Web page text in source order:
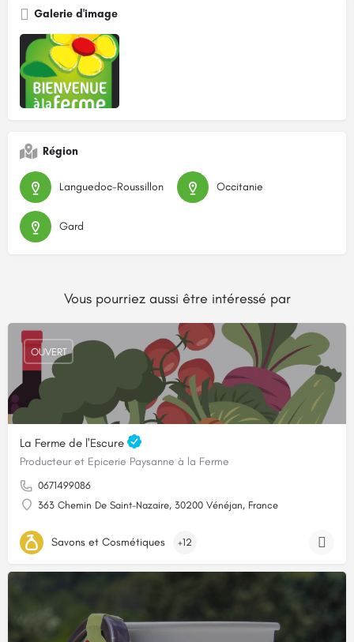
Galerie d'image
Région
Languedoc-Roussillon Occitanie
Gard
Vous pourriez aussi être intéressé par
La Ferme de l'Escure
Producteur et Epicerie Paysanne à la Ferme
0671499086
363 Chemin De Saint-Nazaire, 30200 Vénéjan, France
OUVERT
Savons et Cosmétiques +12